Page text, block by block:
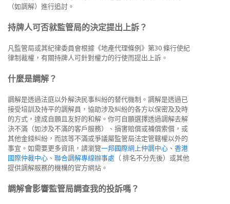
（如調解）進行追討。
持牌人可否就監管局的決定提出上訴？
凡監管局或其紀律委員會根據《地產代理條例》第30 條行使紀
律制裁權，有關持牌人可針對權力的行使而提出上訴。
什麼是調解？
調解是透過法庭以外解決民事糾紛的替代機制。調解是透過已
接受培訓及持平的調解員，協助涉及糾紛的各方以保密及及時
的方式，達成自願且友好的和解。你可自願選擇透過調解去解
決不滿（如涉及不滿的客戶服務）、損害賠償或補償索償，或
其他金錢糾紛，而該等不滿或爭議屬監管局法定管轄權以外的
事宜。如需要更多資訊，請瀏覽一邦國際網上仲調中心 、 香港
國際仲裁中心 、 聯合調解專線辦事處 （ 排名不分先後）或其他
提供調解服務的機構的官方網站。
調解會影響監管局調查我的投訴嗎？